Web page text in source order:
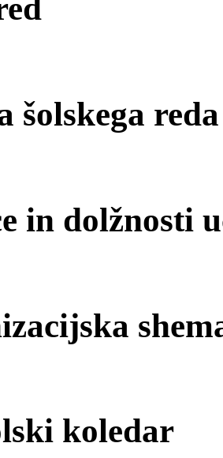
šolskega reda
in dolžnosti
koledar